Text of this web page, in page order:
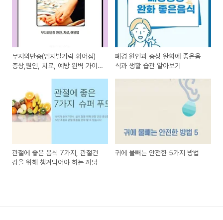
무지외반증(엄지발가락 휘어짐)
증상,원인, 치료, 예방 완벽 가이
폐경 원인과 증상 완화에 좋은음
식과 생활 습관 알아보기
관절에 좋은 음식 7가지, 관절건
강을 위해 챙겨먹어야 하는 까닭
귀에 물빼는 안전한 5가지 방법